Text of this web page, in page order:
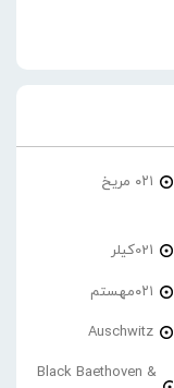
۰۲۱ مریخ
021کیلر
۰۲۱مهستم
Auschwitz
Black Baethoven &